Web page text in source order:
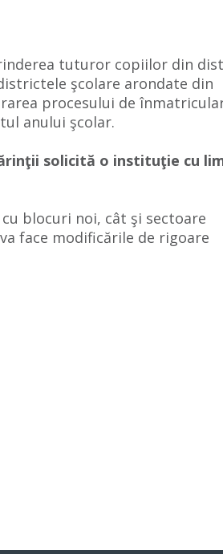
tuturor copiilor din
şcolare arondate din
procesului de
anului şcolar.
solicită o instituţie cu
blocuri noi, cât şi sectoare
face modificările de rigoare